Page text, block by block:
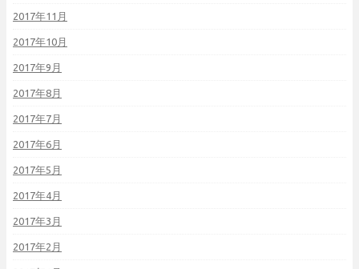
2017年11月
2017年10月
2017年9月
2017年8月
2017年7月
2017年6月
2017年5月
2017年4月
2017年3月
2017年2月